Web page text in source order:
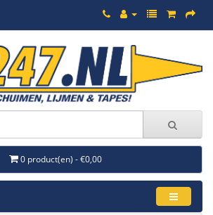
0 product(en) - €0,00